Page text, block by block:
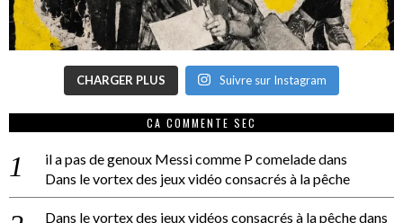
CHARGER PLUS Suivre sur Instagram
CA COMMENTE SEC
il a pas de genoux Messi comme P comeladedans
Dans le vortex des jeux vidéo consacrés à la pêche
Dans le vortex des jeux vidéos consacrés à la pêchedans